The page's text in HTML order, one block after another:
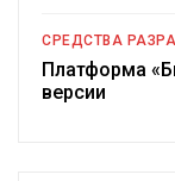
СРЕДСТВА
Платформа
версии